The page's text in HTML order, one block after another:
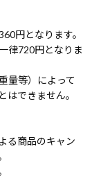
円となります。
律720円となりま
量等）によって
はできません。
る商品のキャン